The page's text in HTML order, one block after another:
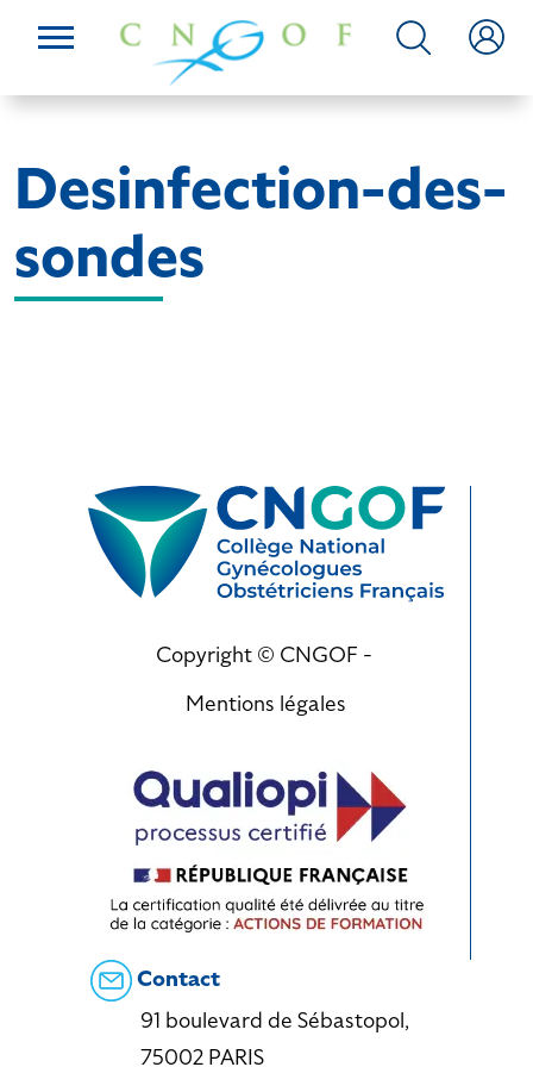
Desinfection-des-
sondes
Copyright © CNGOF -
Mentions légales
Contact
91 boulevard de Sébastopol,
75002 PARIS